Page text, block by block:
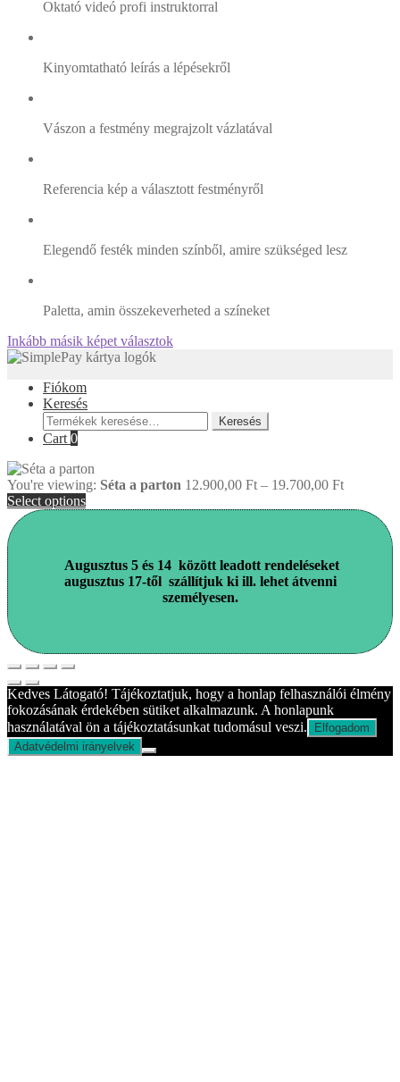
Oktató videó profi instruktorral
Kinyomtatható leírás a lépésekről
Vászon a festmény megrajzolt vázlatával
Referencia kép a választott festményről
Elegendő festék minden színből, amire szükséged lesz
Paletta, amin összekeverheted a színeket
Inkább másik képet választok
Fiókom
Keresés
Keresés
a
következőre:
Keresés
Cart 0
You're viewing: Séta a parton 12.900,00 Ft – 19.700,00 Ft
Select options
Augusztus 5 és 14 között leadott rendeléseket
augusztus 17-től szállítjuk ki ill. lehet átvenni
személyesen.
Kedves Látogató! Tájékoztatjuk, hogy a honlap felhasználói élmény
fokozásának érdekében sütiket alkalmazunk. A honlapunk
használatával ön a tájékoztatásunkat tudomásul veszi.
Elfogadom
Adatvédelmi irányelvek